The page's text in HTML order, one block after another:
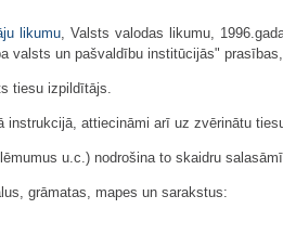
likumu, Valsts valodas likumu,
un pašvaldību institūcijās"
tiesu izpildītājs.
attiecināmi arī uz zvērinātu
u.c.) nodrošina to skaidru
grāmatas, mapes un sarakstus: